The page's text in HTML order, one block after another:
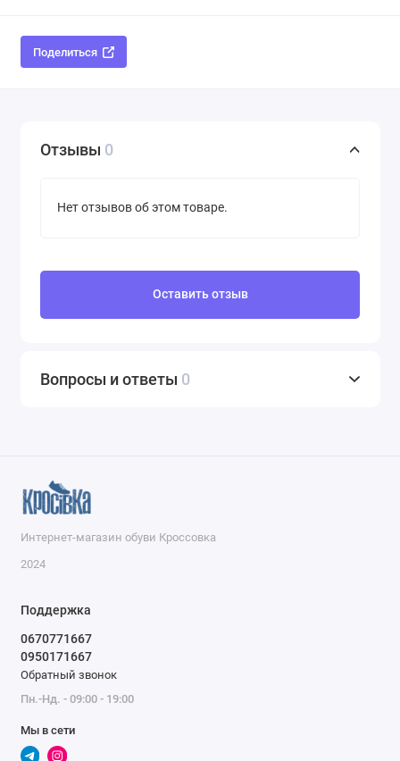
Поделиться
Отзывы 0
Нет отзывов об этом товаре.
Оставить отзыв
Вопросы и ответы 0
Интернет-магазин обуви Кроссовка
2024
Поддержка
0670771667
0950171667
Обратный звонок
Пн.-Нд. - 09:00 - 19:00
Мы в сети